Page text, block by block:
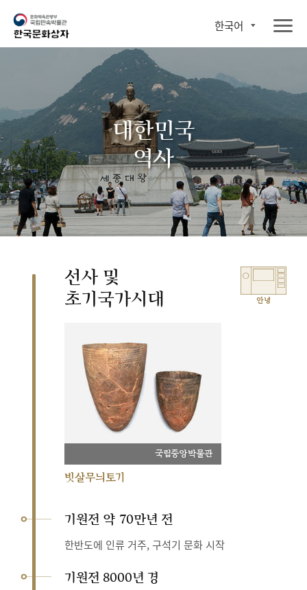
한국어
대한민국
역사
안녕
선사 및
초기국가시대
국립중앙박물관
빗살무늬토기
기원전 약 70만년 전
한반도에 인류 거주, 구석기 문화 시작
기원전 8000년 경